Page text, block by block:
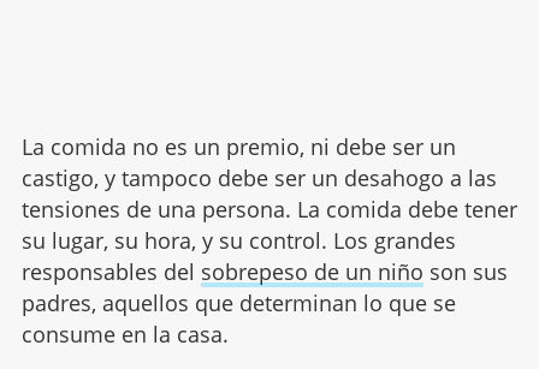
La comida no es un premio, ni debe ser un
castigo, y tampoco debe ser un desahogo a las
tensiones de una persona. La comida debe tener
su lugar, su hora, y su control. Los grandes
responsables del sobrepeso de un niño son sus
padres, aquellos que determinan lo que se
consume en la casa.